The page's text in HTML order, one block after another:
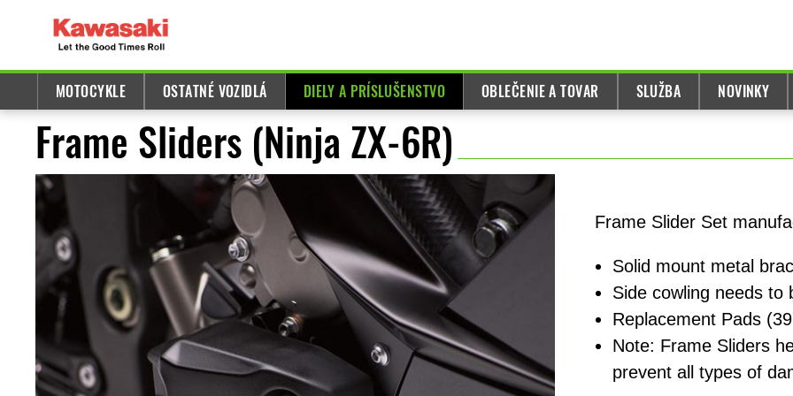
MOTOCYKLE OSTATNÉ VOZIDLÁ DIELY A PRÍSLUŠENSTVO OBLEČENIE A TOVAR SLUŽBA NOVINKY
Frame Sliders (Ninja ZX-6R)
Frame Slider Set
Solid mount metal
Side cowling needs to
Replacement Pads
Note: Frame Sliders
prevent all types of